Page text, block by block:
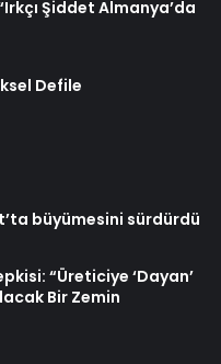
Şiddet Almanya’da
Defile
büyümesini sürdürdü
“Üreticiye ‘Dayan’
Bir Zemin